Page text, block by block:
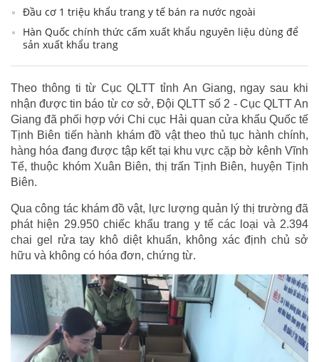
Đầu cơ 1 triệu khẩu trang y tế bán ra nước ngoài
Hàn Quốc chính thức cấm xuất khẩu nguyên liệu dùng để
sản xuất khẩu trang
Theo thông ti từ Cục QLTT tỉnh An Giang, ngay sau khi
nhận được tin báo từ cơ sở, Đội QLTT số 2 - Cục QLTT An
Giang đã phối hợp với Chi cục Hải quan cửa khẩu Quốc tế
Tịnh Biên tiến hành khám đồ vật theo thủ tục hành chính,
hàng hóa đang được tập kết tại khu vực cặp bờ kênh Vĩnh
Tế, thuộc khóm Xuân Biên, thị trấn Tịnh Biên, huyện Tịnh
Biên.
Qua công tác khám đồ vật, lực lượng quản lý thị trường đã
phát hiện 29.950 chiếc khẩu trang y tế các loại và 2.394
chai gel rửa tay khô diệt khuẩn, không xác định chủ sở
hữu và không có hóa đơn, chứng từ.